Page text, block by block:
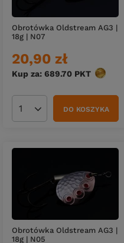
Obrotówka Oldstream AG3 |
18g | N07
20,90 zł
Kup za: 689.70 PKT punktów
Ilość produktówDO KOSZYKA
Obrotówka Oldstream AG3 |
18g | N05